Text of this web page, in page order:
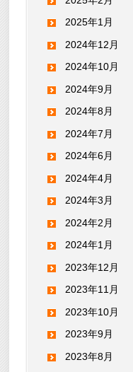
2025年1月
2024年12月
2024年10月
2024年9月
2024年8月
2024年7月
2024年6月
2024年4月
2024年3月
2024年2月
2024年1月
2023年12月
2023年11月
2023年10月
2023年9月
2023年8月